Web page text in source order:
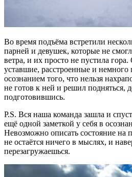
Во время подъёма встретили
парней и девушек, которые не
ветра, и их просто не пустила
уставшие, расстроенные и немного
осознанием того, что нельзя
не готов к ней и решил подняться,
подготовившись.
P.S. Вся наша команда зашла и
ещё одной заметкой у себя в
Невозможно описать состояние на
не остаётся ничего в мыслях, и
перезагружаешься.